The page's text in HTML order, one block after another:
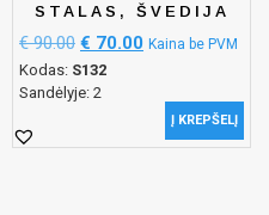
STALAS, ŠVEDIJA
€90.00 € 70.00 Kaina be PVM
Kodas: S132
Sandėlyje: 2
Į KREPŠELĮ